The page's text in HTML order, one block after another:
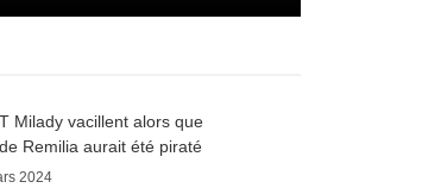
Milady vacillent alors que
Remilia aurait été piraté
2024